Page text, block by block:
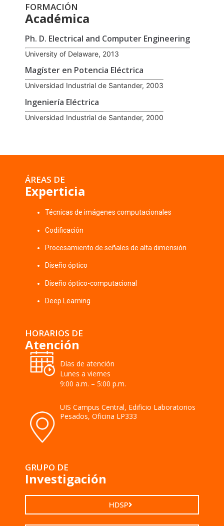
FORMACIÓN
Académica
Ph. D. Electrical and Computer Engineering
University of Delaware, 2013
Magíster en Potencia Eléctrica
Universidad Industrial de Santander, 2003
Ingeniería Eléctrica
Universidad Industrial de Santander, 2000
ÁREAS DE
Experticia
Técnicas de imágenes computacionales
Codificación
Procesamiento de señales de alta dimensión
Diseño óptico
Diseño óptico-computacional
Deep Learning
HORARIOS DE
Atención
Días de atención
Lunes a viernes
9:00 a.m. – 5:00 p.m.
UIS Campus Central, Edificio Laboratorios
Pesados, Oficina LP333
GRUPO DE
Investigación
HDSP